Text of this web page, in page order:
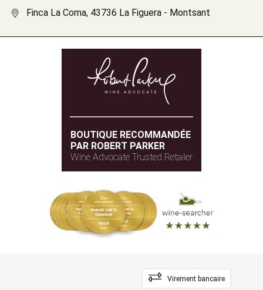
Finca La Coma, 43736 La Figuera - Montsant
BOUTIQUE RECOMMANDÉE
PAR ROBERT PARKER
Wine Advocate Trusted Retailer
Virement bancaire